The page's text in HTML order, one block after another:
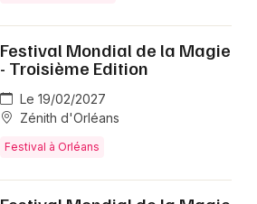
Festival Mondial de la Magie
- Troisième Edition
Le 19/02/2027
Zénith d'Orléans
Festival à Orléans